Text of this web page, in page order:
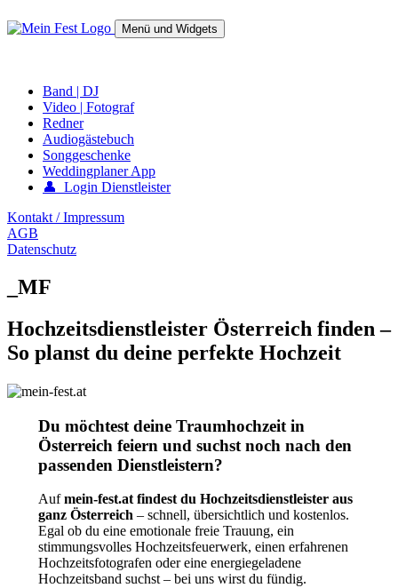
zum
Menü und Widgets
Band | DJ
Video | Fotograf
Redner
Audiogästebuch
Songgeschenke
Weddingplaner App
👤 Login Dienstleister
Kontakt / Impressum
AGB
Datenschutz
_MF
Hochzeitsdienstleister Österreich finden –
So planst du deine perfekte Hochzeit
Du möchtest deine Traumhochzeit in
Österreich feiern und suchst noch nach den
passenden Dienstleistern?
Aufmein-fest.at findest du Hochzeitsdienstleister aus
ganz Österreich– schnell, übersichtlich und kostenlos.
Egal ob du eine emotionale freie Trauung, ein
stimmungsvolles Hochzeitsfeuerwerk, einen erfahrenen
Hochzeitsfotografen oder eine energiegeladene
Hochzeitsband suchst – bei uns wirst du fündig.